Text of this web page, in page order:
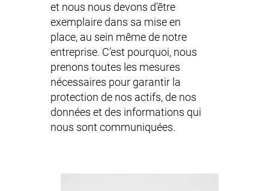
et nous nous devons d’être
exemplaire dans sa mise en
place, au sein même de notre
entreprise. C’est pourquoi, nous
prenons toutes les mesures
nécessaires pour garantir la
protection de nos actifs, de nos
données et des informations qui
nous sont communiquées.